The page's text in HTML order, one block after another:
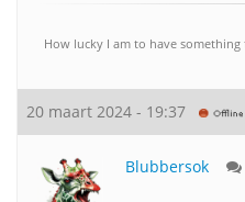
How lucky I am to have
20 maart 2024 - 19:37
Blubbersok